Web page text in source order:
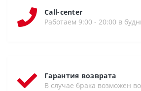
Call-center
Работаем 9:00 - 20:00 в
Гарантия возврата
В случае брака возможен